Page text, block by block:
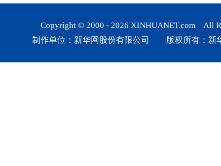
Copyright © 2000 - 2026 XINHUANET.com All
制作单位：新华网股份有限公司 版权所有：新